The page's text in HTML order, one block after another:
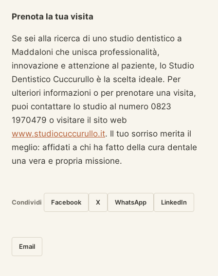
Prenota la tua visita
Se sei alla ricerca di uno studio dentistico a
Maddaloni che unisca professionalità,
innovazione e attenzione al paziente, lo Studio
Dentistico Cuccurullo è la scelta ideale. Per
ulteriori informazioni o per prenotare una visita,
puoi contattare lo studio al numero 0823
1970479 o visitare il sito web
www.studiocuccurullo.it. Il tuo sorriso merita il
meglio: affidati a chi ha fatto della cura dentale
una vera e propria missione.
Condividi Facebook X WhatsApp LinkedIn
Email